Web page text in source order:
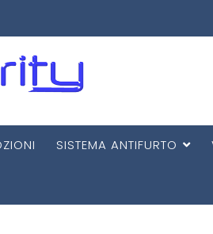
SISTEMA ANTIFURTO